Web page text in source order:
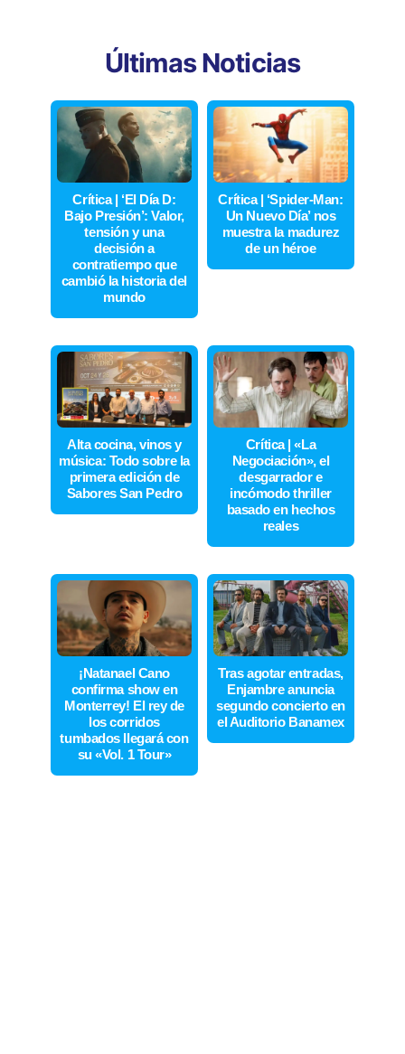
Últimas Noticias
Crítica | ‘El Día D:
Bajo Presión’: Valor,
tensión y una
decisión a
contratiempo que
cambió la historia del
mundo
Crítica | ‘Spider-Man:
Un Nuevo Día’ nos
muestra la madurez
de un héroe
Alta cocina, vinos y
música: Todo sobre la
primera edición de
Sabores San Pedro
Crítica | «La
Negociación», el
desgarrador e
incómodo thriller
basado en hechos
reales
¡Natanael Cano
confirma show en
Monterrey! El rey de
los corridos
tumbados llegará con
su «Vol. 1 Tour»
Tras agotar entradas,
Enjambre anuncia
segundo concierto en
el Auditorio Banamex